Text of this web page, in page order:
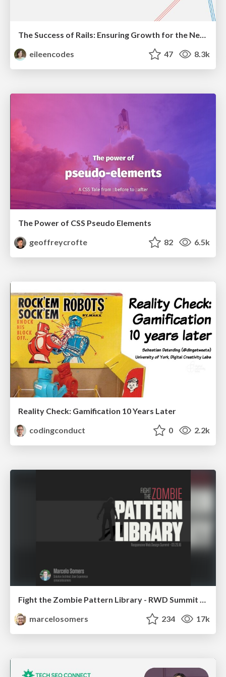
eileencodes
47 8.3k
The Power of CSS Pseudo Elements
geoffreycrofte
82 6.5k
Reality Check: Gamification 10 Years Later
codingconduct
0 2.2k
Fight the Zombie Pattern Library - RWD Summit 2016
marcelosomers
234 17k